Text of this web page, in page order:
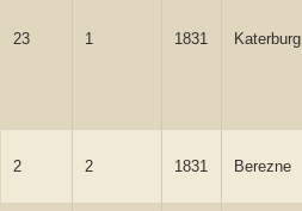
23 1 1831 Katerburg
2 2 1831 Berezne